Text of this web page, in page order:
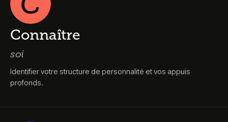
Connaître
soi
Identifier votre structure de personnalité et vos appuis
profonds.